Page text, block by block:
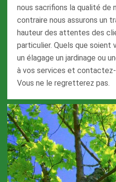
nous sacrifions la qualité de
contraire nous assurons un
hauteur des attentes des
particulier. Quels que soient
un élagage un jardinage ou
à vos services et
Vous ne le regretterez pas.